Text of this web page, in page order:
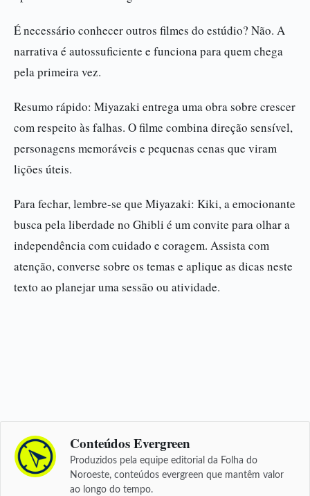
É necessário conhecer outros filmes do estúdio? Não. A
narrativa é autossuficiente e funciona para quem chega
pela primeira vez.
Resumo rápido: Miyazaki entrega uma obra sobre crescer
com respeito às falhas. O filme combina direção sensível,
personagens memoráveis e pequenas cenas que viram
lições úteis.
Para fechar, lembre-se que Miyazaki: Kiki, a emocionante
busca pela liberdade no Ghibli é um convite para olhar a
independência com cuidado e coragem. Assista com
atenção, converse sobre os temas e aplique as dicas neste
texto ao planejar uma sessão ou atividade.
Conteúdos Evergreen
Produzidos pela equipe editorial da Folha do
Noroeste, conteúdos evergreen que mantêm valor
ao longo do tempo.